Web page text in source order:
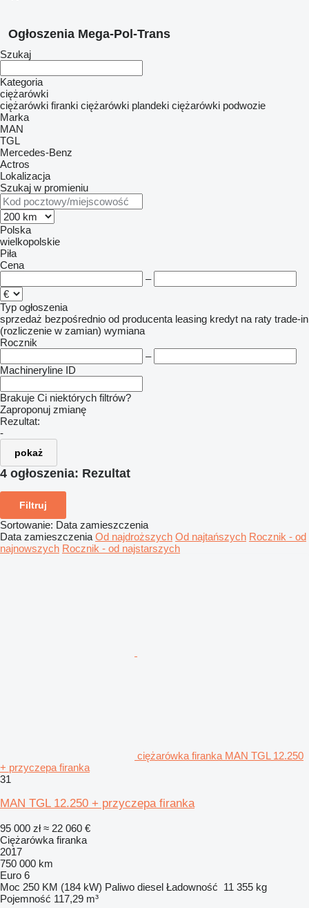
Ogłoszenia Mega-Pol-Trans
Szukaj
Kategoria
ciężarówki
ciężarówki firanki ciężarówki plandeki ciężarówki podwozie
Marka
MAN
TGL
Mercedes-Benz
Actros
Lokalizacja
Szukaj w promieniu
Polska
wielkopolskie
Piła
Cena
–
Typ ogłoszenia
sprzedaż bezpośrednio od producenta leasing kredyt na raty trade-in
(rozliczenie w zamian) wymiana
Rocznik
–
Machineryline ID
Brakuje Ci niektórych filtrów?
Zaproponuj zmianę
Rezultat:
-
pokaż
4 ogłoszenia: Rezultat
Filtruj
Sortowanie: Data zamieszczenia
Data zamieszczenia Od najdroższych Od najtańszych Rocznik - od
najnowszych Rocznik - od najstarszych
ciężarówka firanka MAN TGL 12.250
+ przyczepa firanka
31
MAN TGL 12.250 + przyczepa firanka
95 000 zł ≈ 22 060 €
Ciężarówka firanka
2017
750 000 km
Euro 6
Moc 250 KM (184 kW) Paliwo diesel Ładowność 11 355 kg
Pojemność 117,29 m³